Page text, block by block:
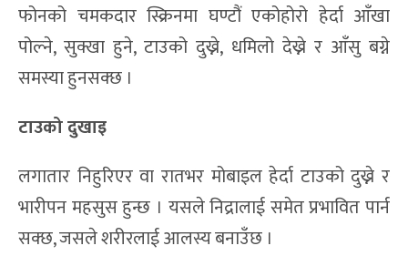
फोनको चमकदार स्क्रिनमा घण्टौं एकोहोरो हेर्दा आँखा
पोल्ने, सुक्खा हुने, टाउको दुख्ने, धमिलो देख्ने र आँसु बग्ने
समस्या हुनसक्छ ।
टाउको दुखाइ
लगातार निहुरिएर वा रातभर मोबाइल हेर्दा टाउको दुख्ने र
भारीपन महसुस हुन्छ । यसले निद्रालाई समेत प्रभावित पार्न
सक्छ, जसले शरीरलाई आलस्य बनाउँछ ।